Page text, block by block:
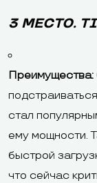
3 МЕСТО.
Преимущества:
стал
ему мощности.
быстрой
что сейчас